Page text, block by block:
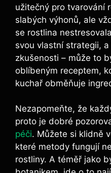
užitečný pro tvarování
slabých výhonů, ale
se rostlina
svou vlastní strategii,
zkušenosti – může to
oblíbeným receptem,
kuchař obměňuje
Nezapomeňte, že
proto je dobré
péči. Můžete si klidně
které metody fungují
rostliny. A téměř jako